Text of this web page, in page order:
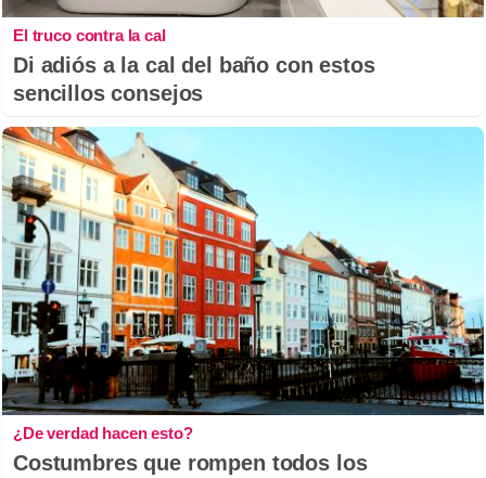
El truco contra la cal
Di adiós a la cal del baño con estos
sencillos consejos
¿De verdad hacen esto?
Costumbres que rompen todos los